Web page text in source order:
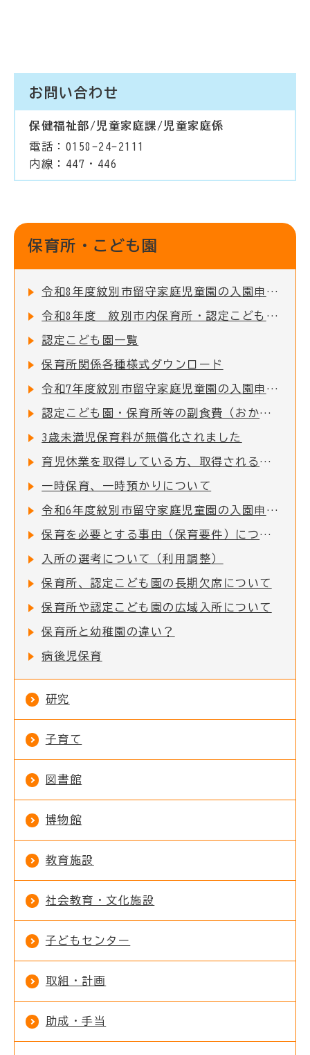
お問い合わせ
保健福祉部/児童家庭課/児童家庭係
電話：0158-24-2111
内線：447・446
保育所・こども園
令和8年度紋別市留守家庭児童園の入園申込受付を開始しました！
令和8年度 紋別市内保育所・認定こども園 入所児童募集のお知らせ
認定こども園一覧
保育所関係各種様式ダウンロード
令和7年度紋別市留守家庭児童園の入園申込受付を開始しました！
認定こども園・保育所等の副食費（おかず代・おやつ代）を助成します
3歳未満児保育料が無償化されました
育児休業を取得している方、取得される方について
一時保育、一時預かりについて
令和6年度紋別市留守家庭児童園の入園申込受付を開始しました！
保育を必要とする事由（保育要件）について
入所の選考について（利用調整）
保育所、認定こども園の長期欠席について
保育所や認定こども園の広域入所について
保育所と幼稚園の違い？
病後児保育
研究
子育て
図書館
博物館
教育施設
社会教育・文化施設
子どもセンター
取組・計画
助成・手当